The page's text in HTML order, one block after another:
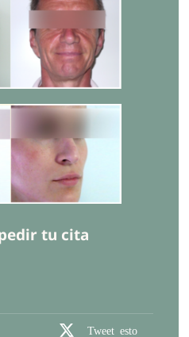
tu cita
Tweet esto